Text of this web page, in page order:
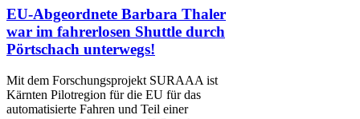
EU-Abgeordnete Barbara Thaler
war im fahrerlosen Shuttle durch
Pörtschach unterwegs!
Mit dem Forschungsprojekt SURAAA ist
Kärnten Pilotregion für die EU für das
automatisierte Fahren und Teil einer